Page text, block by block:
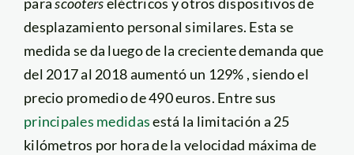
desplazamiento personal similares. Esta se
medida se da luego de la creciente demanda que
del 2017 al 2018 aumentó un 129% , siendo el
precio promedio de 490 euros. Entre sus
principales medidasestá la limitación a 25
kilómetros por hora de la velocidad máxima de